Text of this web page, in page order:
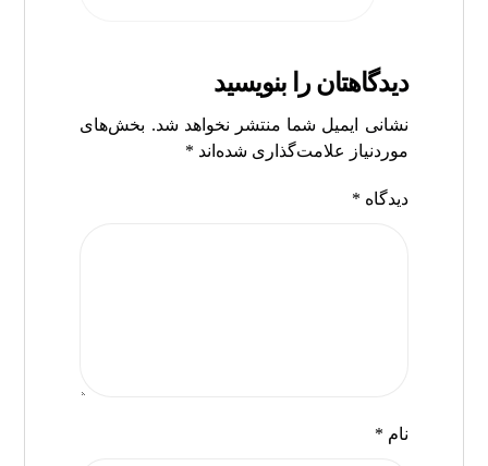
دیدگاهتان را بنویسید
نشانی ایمیل شما منتشر نخواهد شد. بخش‌های
موردنیاز علامت‌گذاری شده‌اند *
دیدگاه *
نام *